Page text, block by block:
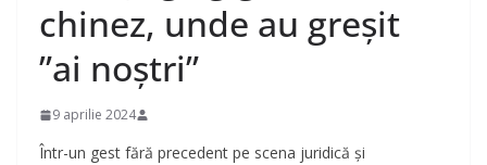
chinez, unde au greșit
”ai noștri”
9 aprilie 2024
Într-un gest fără precedent pe scena juridică și